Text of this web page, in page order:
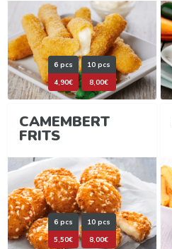
6 pcs
4,90€
10 pcs
8,00€
CAMEMBERT
FRITS
6 pcs
5,50€
10 pcs
8,00€